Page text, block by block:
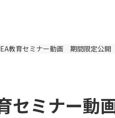
教育セミナー動画 期間限定公開
セミナー